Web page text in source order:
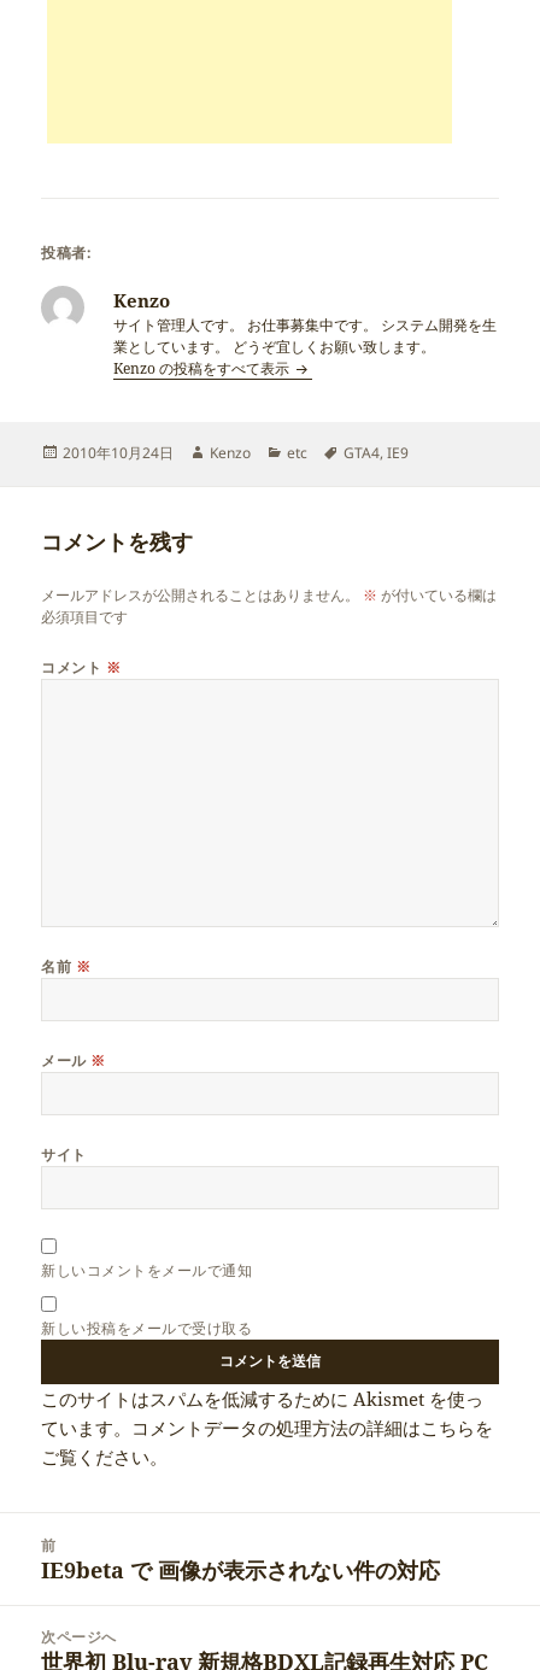
投稿者:
Kenzo
サイト管理人です。 お仕事募集中です。 システム開発を生
業としています。 どうぞ宜しくお願い致します。
Kenzo の投稿をすべて表示
投
2010年10月24日
作
Kenzo
カ
etc
タ
GTA4,IE9
コメントを残す
メールアドレスが公開されることはありません。 ※ が付いている欄は
必須項目です
コメント ※
名前 ※
メール ※
サイト
新しいコメントをメールで通知
新しい投稿をメールで受け取る
このサイトはスパムを低減するために Akismet を使っ
ています。 コメントデータの処理方法の詳細はこちらを
ご覧ください。
ビ
前
前
投
稿:
IE9beta で 画像が表示されない件の対応
次ページへ
次
世界初 Blu-ray 新規格BDXL記録再生対応 PC